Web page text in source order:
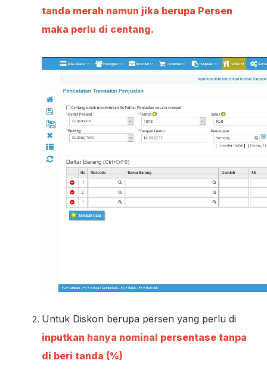
tanda merah namun jika berupa Persen
maka perlu di centang.
Untuk Diskon berupa persen yang perlu di
inputkan hanya nominal persentase tanpa
di beri tanda (%)